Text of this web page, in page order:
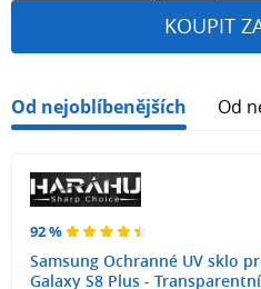
KOUPIT
Od nejoblíbenějších Od
92 %
Samsung Ochranné UV sklo
Galaxy S8 Plus - Transparentní